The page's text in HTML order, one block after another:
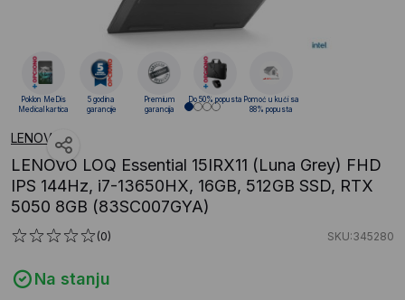
LENOVO
LENOVO LOQ Essential 15IRX11 (Luna Grey) FHD
IPS 144Hz, i7-13650HX, 16GB, 512GB SSD, RTX
5050 8GB (83SC007GYA)
(0) SKU:345280
Na stanju
Poklon MeDis
Medical kartica
5 godina
garancije
Premium
garancija
Do 50% popusta Pomoć u kući sa
88% popusta